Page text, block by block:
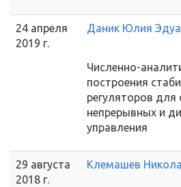
24 апреля
2019 г.
Даник Юлия
Численно-
построения
регуляторов для
непрерывных и
управления
29 августа
2018 г.
Клемашев